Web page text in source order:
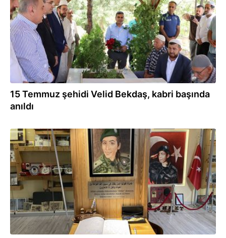
15 Temmuz şehidi Velid Bekdaş, kabri başında
anıldı
10.07.2024